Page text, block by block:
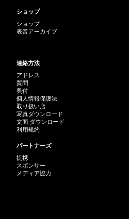
ショップ
ショップ
表音アーカイブ
連絡方法
アドレス
質問
奥付
個人情報保護法
取り扱い店
写真ダウンロード
文面 ダウンロード
利用规约
パートナーズ
提携
スポンサー
メディア協力